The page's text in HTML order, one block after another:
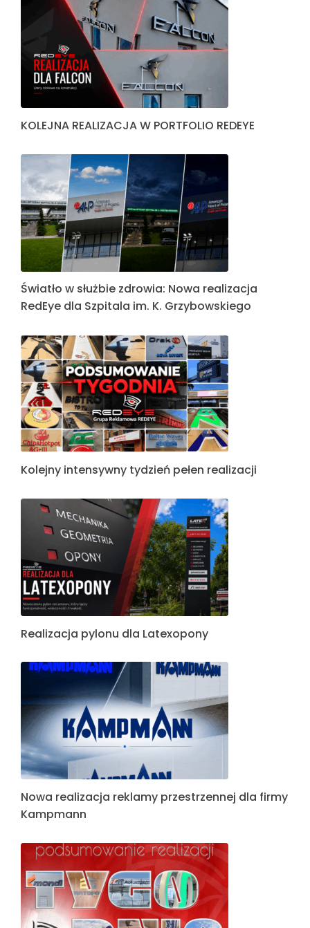
KOLEJNA REALIZACJA W PORTFOLIO REDEYE
Światło w służbie zdrowia: Nowa realizacja
RedEye dla Szpitala im. K. Grzybowskiego
Kolejny intensywny tydzień pełen realizacji
Realizacja pylonu dla Latexopony
Nowa realizacja reklamy przestrzennej dla firmy
Kampmann